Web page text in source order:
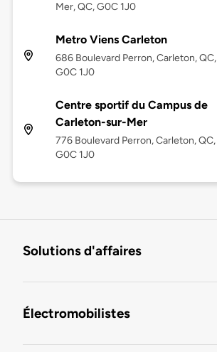
Mer, QC, G0C 1J0
Metro Viens Carleton
686 Boulevard Perron, Carleton, QC,
G0C 1J0
Centre sportif du Campus de
Carleton-sur-Mer
776 Boulevard Perron, Carleton, QC,
G0C 1J0
Solutions d'affaires
Électromobilistes